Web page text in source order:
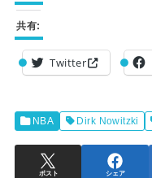
共有:
Twitter
NBA Dirk Nowitzki
ポスト シェア